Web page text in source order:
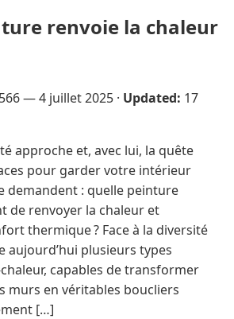
renvoie la chaleur
—4 juillet 2025 · Updated: 17
approche et, avec lui, la quête
pour garder votre intérieur
demandent : quelle peinture
de renvoyer la chaleur et
thermique ? Face à la diversité
aujourd’hui plusieurs types
capables de transformer
murs en véritables boucliers
[…]